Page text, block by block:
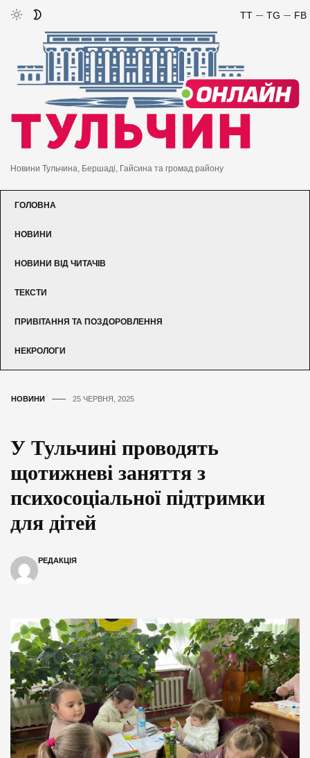
FB
TG
TT
Новини Тульчина, Бершаді, Гайсина та громад району
ГОЛОВНА
НОВИНИ
НОВИНИ ВІД ЧИТАЧІВ
ТЕКСТИ
ПРИВІТАННЯ ТА ПОЗДОРОВЛЕННЯ
НЕКРОЛОГИ
НОВИНИ 25 ЧЕРВНЯ, 2025
У Тульчині проводять
щотижневі заняття з
психосоціальної підтримки
для дітей
РЕДАКЦІЯ